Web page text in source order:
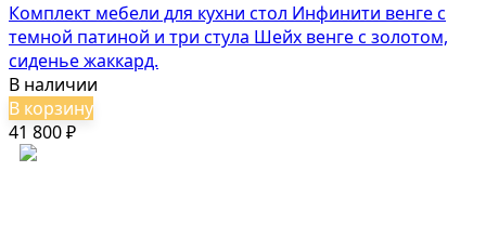
Комплект мебели для кухни стол Инфинити венге с
темной патиной и три стула Шейх венге с золотом,
сиденье жаккард.
В наличии
В корзину
41 800 ₽